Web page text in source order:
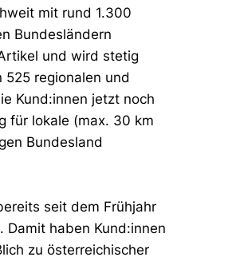
mit rund 1.300
Bundesländern
und wird stetig
regionalen und
Kund:innen jetzt noch
für lokale (max. 30 km
Bundesland
seit dem Frühjahr
Damit haben Kund:innen
zu österreichischer